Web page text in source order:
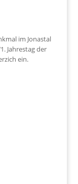
im Jonastal
Jahrestag der
ein.